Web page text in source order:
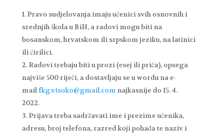
Pravo sudjelovanja imaju učenici svih osnovnih i
srednjih škola u BiH, a radovi mogu biti na
bosanskom, hrvatskom ili srpskom jeziku, na latinici
ili ćirilici.
Radovi trebaju biti u prozi (esej ili priča), opsega
najviše 500 riječi, a dostavljaju se u wordu na e-
mail fkg.visoko@gmail.com najkasnije do 15. 4.
2022.
Prijava treba sadržavati ime i prezime učenika,
adresu, broj telefona, razred koji pohađa te naziv i